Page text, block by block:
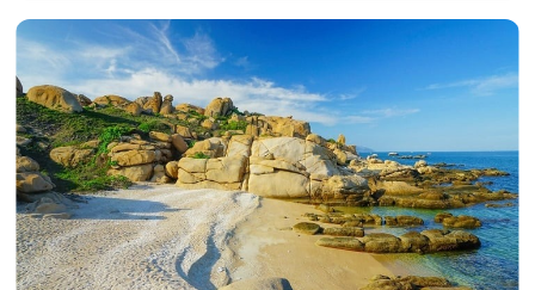
khám phá Hòn Tranh và thưởng thức hải sản tươi
ngon như cua huỳnh đế, tôm hùm. Phú Quý là
điểm đến lý tưởng cho những ai yêu thích thiên
nhiên và sự yên bình.